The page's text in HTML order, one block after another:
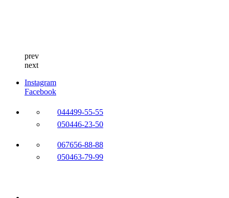
prev
next
Instagram
Facebook
044499-55-55
050446-23-50
067656-88-88
050463-79-99